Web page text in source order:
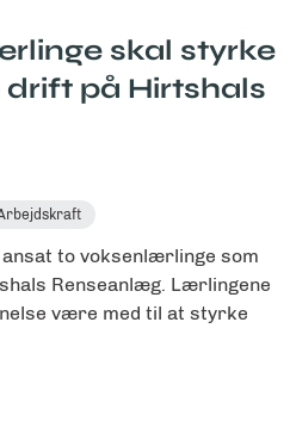
skal styrke
på Hirtshals
to voksenlærlinge som
Renseanlæg. Lærlingene
være med til at styrke